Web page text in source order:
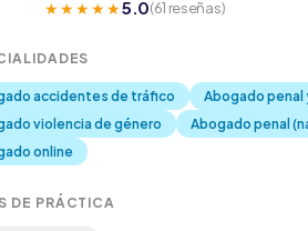
★★★★★5.0(61 reseñas)
accidentes de tráfico Abogado penal
violencia de género
Abogado penal
online
DE PRÁCTICA